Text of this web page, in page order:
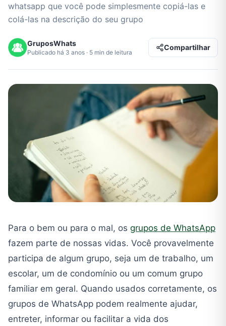
whatsapp que você pode simplesmente copiá-las e
colá-las na descrição do seu grupo
GruposWhats
Publicado há 3 anos · 5 min de leitura
Compartilhar
Para o bem ou para o mal, os grupos de WhatsApp
fazem parte de nossas vidas. Você provavelmente
participa de algum grupo, seja um de trabalho, um
escolar, um de condomínio ou um comum grupo
familiar em geral. Quando usados corretamente, os
grupos de WhatsApp podem realmente ajudar,
entreter, informar ou facilitar a vida dos